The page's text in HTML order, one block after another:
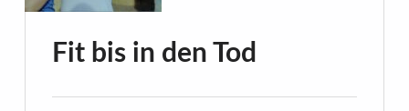
Fit bis in den Tod